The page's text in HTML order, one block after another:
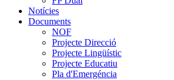
Notícies
Documents
NOF
Projecte Direcció
Projecte Lingüístic
Projecte Educatiu
Pla d'Emergéncia